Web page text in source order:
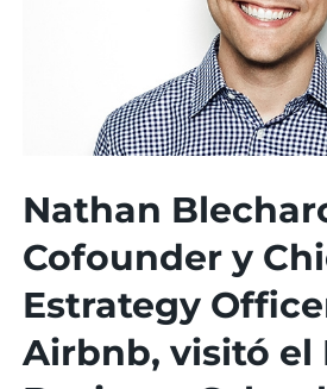
Nathan
Cofounder y
Estrategy
Airbnb, visitó el